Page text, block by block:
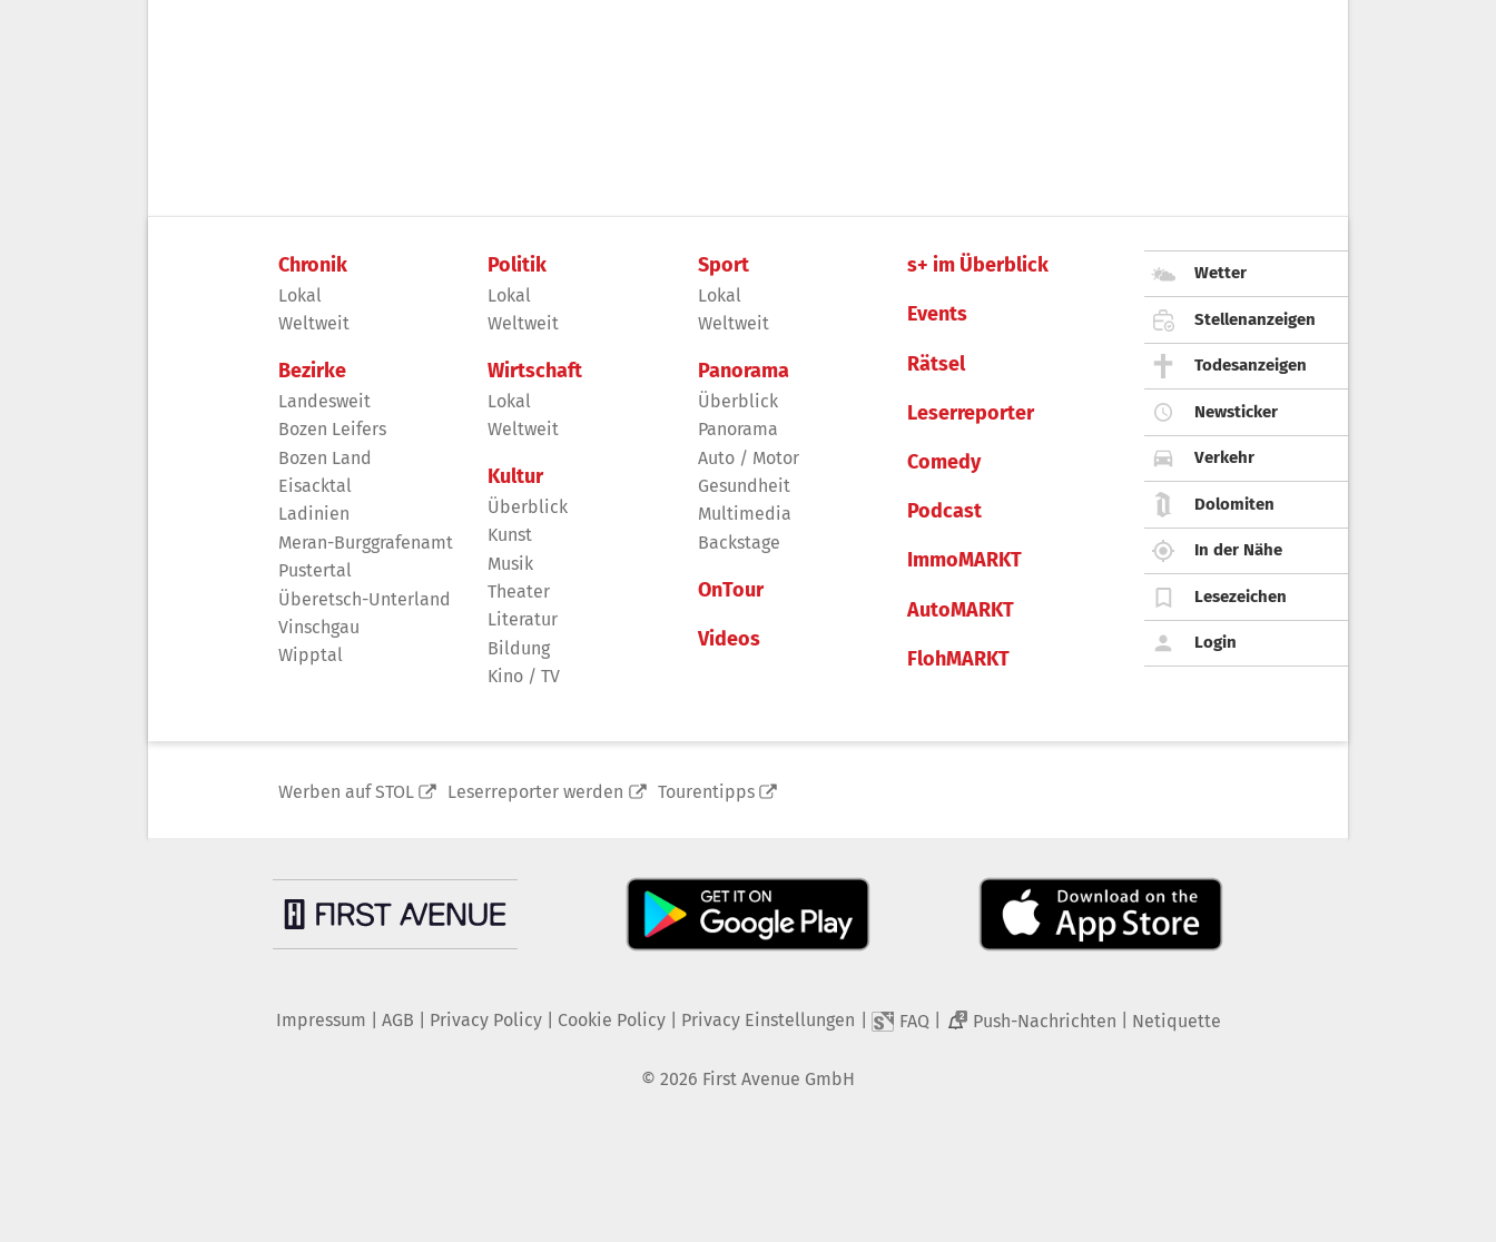
Chronik
Lokal
Weltweit
Bezirke
Landesweit
Bozen Leifers
Bozen Land
Eisacktal
Ladinien
Meran-Burggrafenamt
Pustertal
Überetsch-Unterland
Vinschgau
Wipptal
Politik
Lokal
Weltweit
Wirtschaft
Lokal
Weltweit
Kultur
Überblick
Kunst
Musik
Theater
Literatur
Bildung
Kino / TV
Sport
Lokal
Weltweit
Panorama
Überblick
Panorama
Auto / Motor
Gesundheit
Multimedia
Backstage
OnTour
Videos
s+ im Überblick
Events
Rätsel
Leserreporter
Comedy
Podcast
ImmoMARKT
AutoMARKT
FlohMARKT
Wetter
Stellenanzeigen
Todesanzeigen
Newsticker
Verkehr
Dolomiten
In der Nähe
Lesezeichen
Login
Werben auf STOL Leserreporter werden Tourentipps
Impressum AGB Privacy Policy| Cookie Policy| Privacy Einstellungen FAQ 2 Push-Nachrichten Netiquette
© 2026 First Avenue GmbH